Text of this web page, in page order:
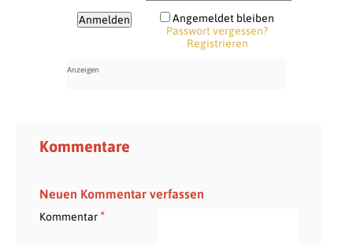
Angemeldet bleiben
Passwort vergessen?
Registrieren
Kommentare
Neuen Kommentar verfassen
Kommentar*